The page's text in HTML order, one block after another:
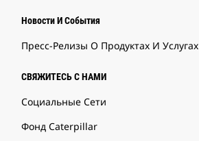
Новости И События
Пресс-Релизы О Продуктах И Услугах
СВЯЖИТЕСЬ С НАМИ
Социальные Сети
Фонд Caterpillar